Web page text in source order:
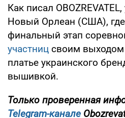
Как писал
Новый Орлеан (США),
финальный этап
участниц своим
платье украинского
вышивкой.
Только проверенная
Telegram-канале